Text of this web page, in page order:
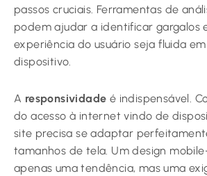
passos cruciais. Ferramentas de
podem ajudar a identificar gargalos
experiência do usuário seja fluida
dispositivo.
A responsividade é indispensável.
do acesso à internet vindo de
site precisa se adaptar
tamanhos de tela. Um design
apenas uma tendência, mas uma